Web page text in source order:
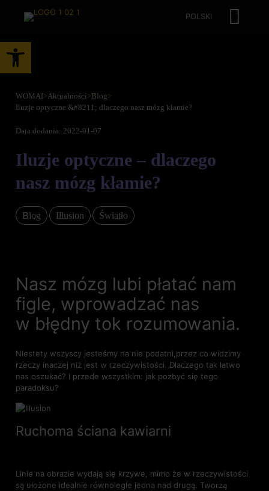
POLSKI
WOMAI>Aktualności>Blog>
Iluzje optyczne &#8211; dlaczego nasz mózg kłamie?
Data dodania: 2022-01-07
Iluzje optyczne – dlaczego
nasz mózg kłamie?
Blog Illusion Światło
Nasz mózg lubi płatać nam
figle, wprowadzać nas
w błędny tok rozumowania.
Niestety wszyscy jesteśmy na nie podatni,przez co widzimy
rzeczy inaczej niż jest w rzeczywistości. Dlaczego tak łatwo
nas oszukać? I przede wszystkim: jak pozbyć się tego
paradoksu?
Ruchoma ściana kawiarni
Linie na obrazie wydają się krzywe, mimo że w rzeczywistości
są ułożone idealnie równolegle jedna nad drugą. Tworzą
Otwórz pasek narzędzi